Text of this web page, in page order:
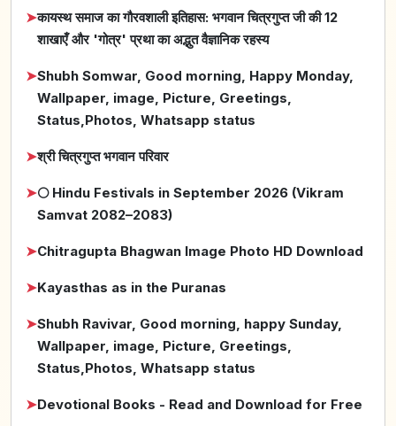
➤कायस्थ समाज का गौरवशाली इतिहास: भगवान चित्रगुप्त जी की 12
शाखाएँ और 'गोत्र' प्रथा का अद्भुत वैज्ञानिक रहस्य
➤Shubh Somwar, Good morning, Happy Monday,
Wallpaper, image, Picture, Greetings,
Status,Photos, Whatsapp status
➤श्री चित्रगुप्त भगवान परिवार
➤🌕 Hindu Festivals in September 2026 (Vikram
Samvat 2082–2083)
➤Chitragupta Bhagwan Image Photo HD Download
➤Kayasthas as in the Puranas
➤Shubh Ravivar, Good morning, happy Sunday,
Wallpaper, image, Picture, Greetings,
Status,Photos, Whatsapp status
➤Devotional Books - Read and Download for Free